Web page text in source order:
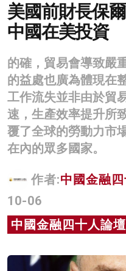
健康
商業
科技
影片
名家榜
灼見活動
關於我們
美國前財長保
中國在美投資
的確，貿易會導致嚴
的益處也廣為體現在
工作流失並非由於貿
速，生產效率提升所
覆了全球的勞動力市
在內的眾多國家。
作者:中國金融
10-06
中國金融四十人論壇